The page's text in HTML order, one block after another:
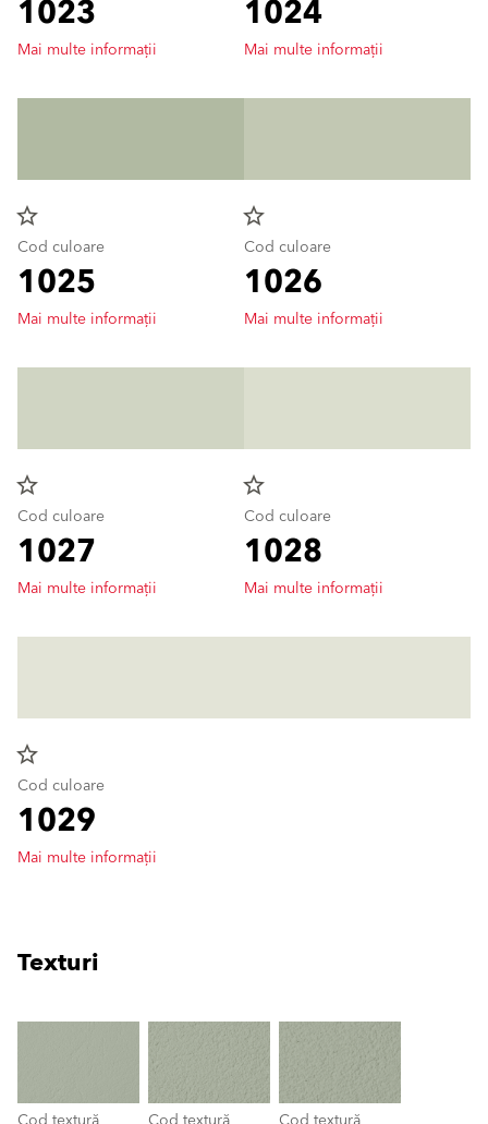
1023
Mai multe informații
1024
Mai multe informații
star_border
Cod culoare
1025
Mai multe informații
star_border
Cod culoare
1026
Mai multe informații
star_border
Cod culoare
1027
Mai multe informații
star_border
Cod culoare
1028
Mai multe informații
star_border
Cod culoare
1029
Mai multe informații
Texturi